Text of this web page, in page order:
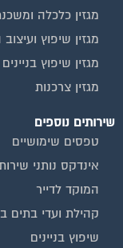
מגזין כלכלה
מגזין שיפוץ
מגזין שיפוץ בניינים
מגזין צרכנות
שירותים נוספים
טפסים שימושיים
אינדקס נותני
המוקד לדייר
קהילת ועדי בתים
שיפוץ בניינים